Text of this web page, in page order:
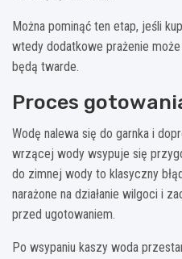
Można pominąć ten etap, jeśli
wtedy dodatkowe prażenie
będą twarde.
Proces
Wodę nalewa się do garnka i
wrzącej wody wsypuje się
do zimnej wody to klasyczny
narażone na działanie wilgoci i
przed ugotowaniem.
Po wsypaniu kaszy woda